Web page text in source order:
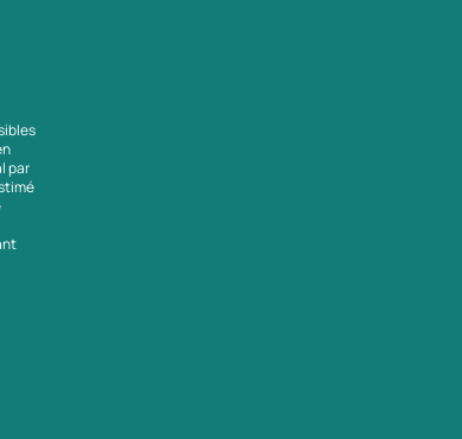
par